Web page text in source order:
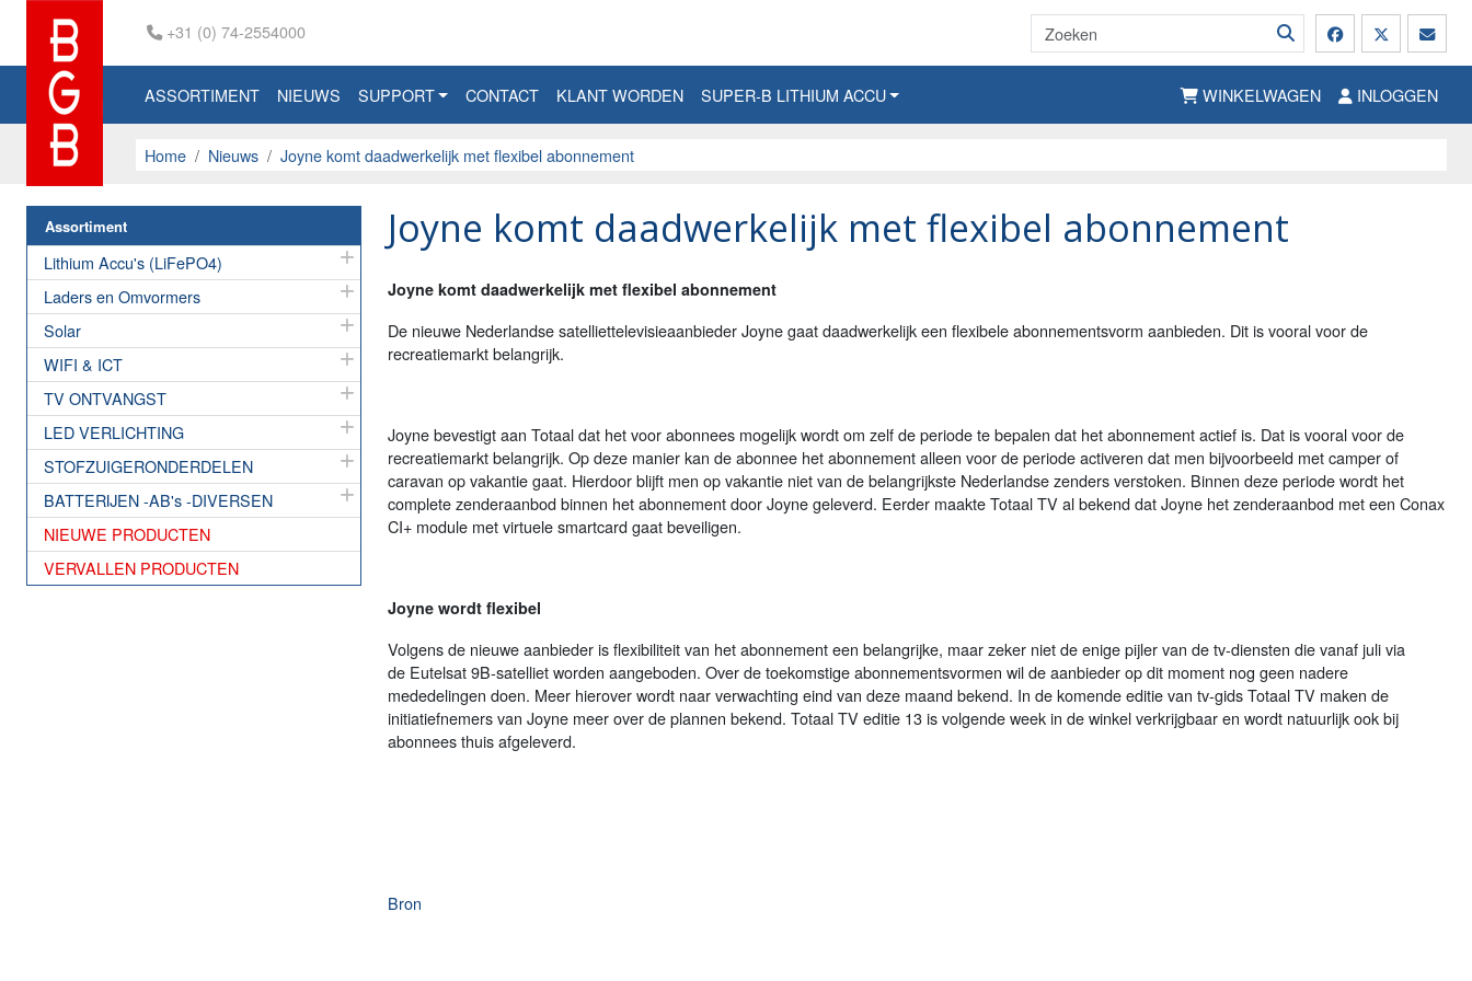
+31 (0) 74-2554000
ASSORTIMENT NIEUWS SUPPORT CONTACT KLANT WORDEN SUPER-B LITHIUM ACCU WINKELWAGEN INLOGGEN
Home Nieuws Joyne komt daadwerkelijk met flexibel abonnement
Assortiment
Lithium Accu's (LiFePO4)
Laders en Omvormers
Solar
WIFI & ICT
TV ONTVANGST
LED VERLICHTING
STOFZUIGERONDERDELEN
BATTERIJEN -AB's -DIVERSEN
NIEUWE PRODUCTEN
VERVALLEN PRODUCTEN
Joyne komt daadwerkelijk met flexibel abonnement
Joyne komt daadwerkelijk met flexibel abonnement
De nieuwe Nederlandse satelliettelevisieaanbieder Joyne gaat daadwerkelijk een flexibele abonnementsvorm aanbieden. Dit is vooral voor de
recreatiemarkt belangrijk.
Joyne bevestigt aan Totaal dat het voor abonnees mogelijk wordt om zelf de periode te bepalen dat het abonnement actief is. Dat is vooral voor de
recreatiemarkt belangrijk. Op deze manier kan de abonnee het abonnement alleen voor de periode activeren dat men bijvoorbeeld met camper of
caravan op vakantie gaat. Hierdoor blijft men op vakantie niet van de belangrijkste Nederlandse zenders verstoken. Binnen deze periode wordt het
complete zenderaanbod binnen het abonnement door Joyne geleverd. Eerder maakte Totaal TV al bekend dat Joyne het zenderaanbod met een Conax
CI+ module met virtuele smartcard gaat beveiligen.
Joyne wordt flexibel
Volgens de nieuwe aanbieder is flexibiliteit van het abonnement een belangrijke, maar zeker niet de enige pijler van de tv-diensten die vanaf juli via
de Eutelsat 9B-satelliet worden aangeboden. Over de toekomstige abonnementsvormen wil de aanbieder op dit moment nog geen nadere
mededelingen doen. Meer hierover wordt naar verwachting eind van deze maand bekend. In de komende editie van tv-gids Totaal TV maken de
initiatiefnemers van Joyne meer over de plannen bekend. Totaal TV editie 13 is volgende week in de winkel verkrijgbaar en wordt natuurlijk ook bij
abonnees thuis afgeleverd.
Bron